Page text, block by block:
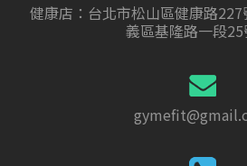
健康店：台北市松山區健康路
義區基隆路一段